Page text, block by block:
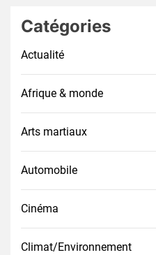
Catégories
Actualité
Afrique & monde
Arts martiaux
Automobile
Cinéma
Climat/Environnement